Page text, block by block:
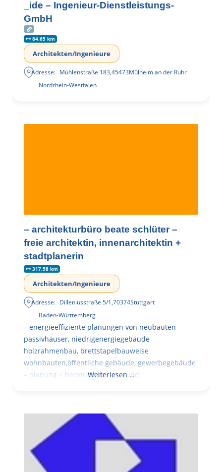
_ide – Ingenieur-Dienstleistungs-
GmbH
84.65 km
Architekten/Ingenieure
Adresse: Mühlenstraße 183,45473Mülheim an der Ruhr
Nordrhein-Westfalen
– architekturbüro beate schlüter –
freie architektin, innenarchitektin +
stadtplanerin
317.58 km
Architekten/Ingenieure
Adresse: Dilleniusstraße 5/1,70374Stuttgart
Baden-Württemberg
– energieeffiziente planungen von neubauten
passivhäuser, niedrigenergiegebäude
holzrahmenbau, brettstapelbauweise
wohnbauten,öffentliche gebäude, gewerbegebäude
– planung + beratung bei an – und
Weiterlesen …